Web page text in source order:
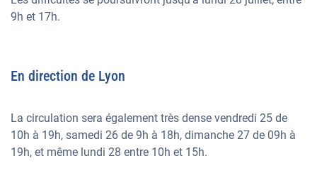
9h et 17h.
En direction de Lyon
La circulation sera également très dense vendredi 25 de
10h à 19h, samedi 26 de 9h à 18h, dimanche 27 de 09h à
19h, et même lundi 28 entre 10h et 15h.